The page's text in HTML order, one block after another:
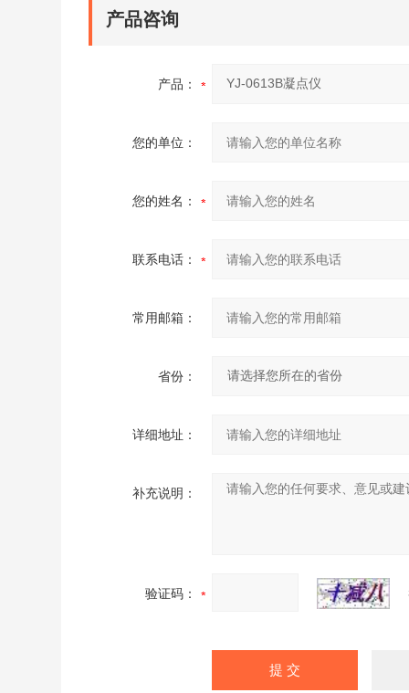
产品咨询
产品：
您的单位：
您的姓名：
联系电话：
常用邮箱：
省份：
详细地址：
补充说明：
验证码：